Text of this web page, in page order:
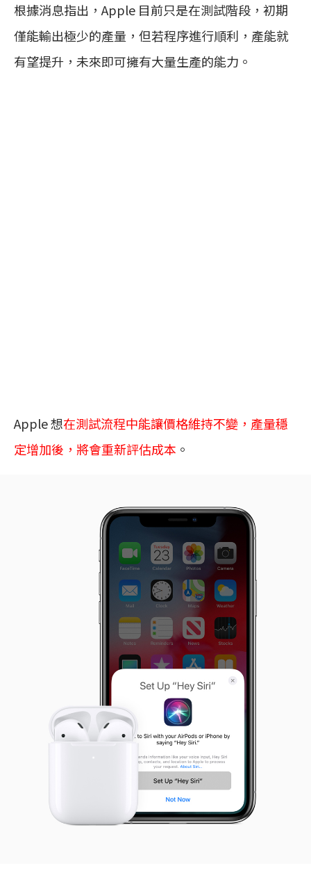
根據消息指出，Apple 目前只是在測試階段，初期
僅能輸出極少的產量，但若程序進行順利，產能就
有望提升，未來即可擁有大量生產的能力。
Apple 想在測試流程中能讓價格維持不變，產量穩
定增加後，將會重新評估成本 。